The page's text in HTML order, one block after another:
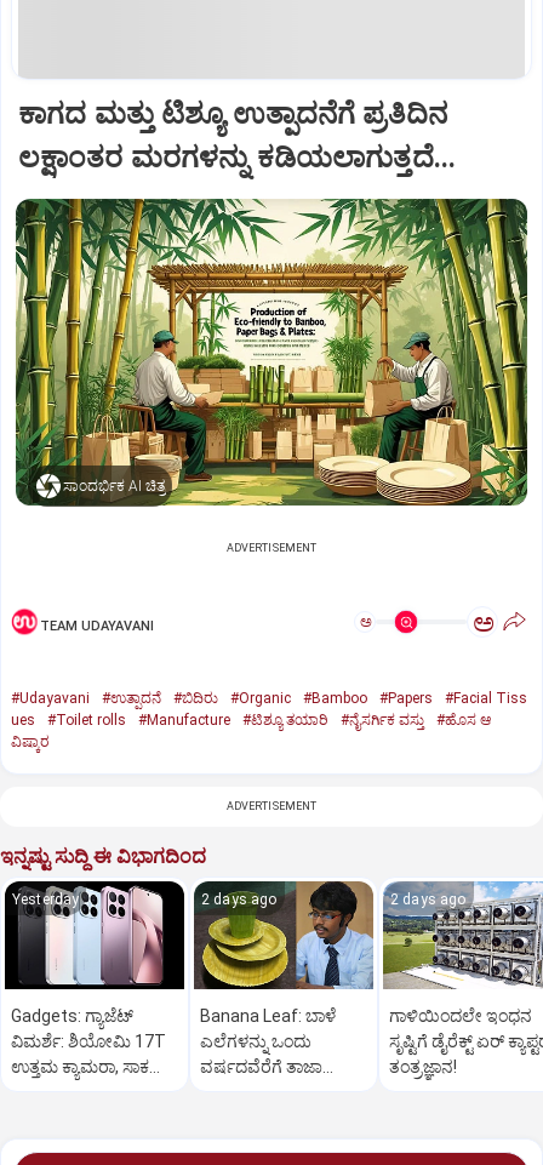
ಕಾಗದ ಮತ್ತು ಟಿಶ್ಯೂ ಉತ್ಪಾದನೆಗೆ ಪ್ರತಿದಿನ
ಲಕ್ಷಾಂತರ ಮರಗಳನ್ನು ಕಡಿಯಲಾಗುತ್ತದೆ...
ಸಾಂದರ್ಭಿಕ AI ಚಿತ್ರ
ADVERTISEMENT
TEAM UDAYAVANI ಅ ಅ
#Udayavani #ಉತ್ಪಾದನೆ #ಬಿದಿರು #Organic #Bamboo #Papers
#Facial Tiss
ues
#Toilet rolls #Manufacture #ಟಿಶ್ಯೂ ತಯಾರಿ #ನೈಸರ್ಗಿಕ ವಸ್ತು
#ಹೊಸ ಆ
ವಿಷ್ಕಾರ
ADVERTISEMENT
ಇನ್ನಷ್ಟು ಸುದ್ದಿ ಈ ವಿಭಾಗದಿಂದ
Yesterday
Gadgets: ಗ್ಯಾಜೆಟ್
ವಿಮರ್ಶೆ: ಶಿಯೋಮಿ 17T
ಉತ್ತಮ ಕ್ಯಾಮರಾ, ಸಾಕಷ್ಟು
2 days ago
Banana Leaf: ಬಾಳೆ
ಎಲೆಗಳನ್ನು ಒಂದು
ವರ್ಷದವೆರೆಗೆ ತಾಜಾ
2 days ago
ಗಾಳಿಯಿಂದಲೇ ಇಂಧನ
ಸೃಷ್ಟಿಗೆ ಡೈರೆಕ್ಟ್ ಏರ್‌
ತಂತ್ರಜ್ಞಾನ!